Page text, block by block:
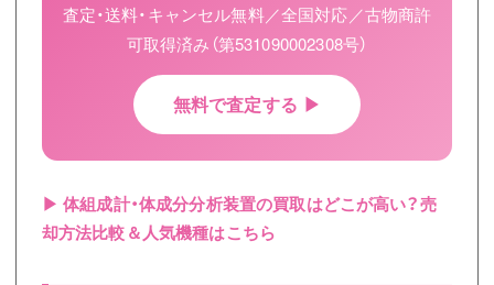
査定・送料・キャンセル無料／全国対応／古物商許
可取得済み（第531090002308号）
無料で査定する ▶
▶ 体組成計・体成分分析装置の買取はどこが高い？売
却方法比較＆人気機種はこちら